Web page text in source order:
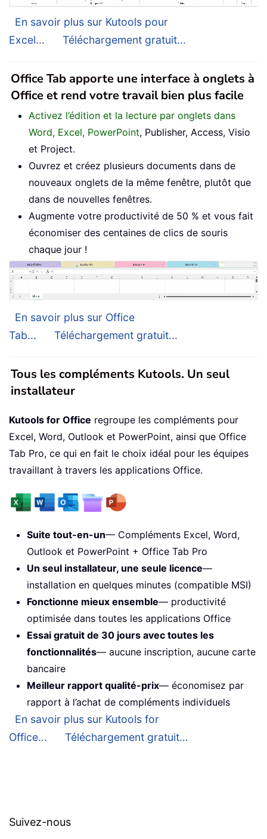
En savoir plus sur Kutools pour
Excel...
Téléchargement gratuit...
Office Tab apporte une interface à onglets à
Office et rend votre travail bien plus facile
Activez l’édition et la lecture par onglets dans
Word, Excel, PowerPoint, Publisher, Access, Visio
et Project.
Ouvrez et créez plusieurs documents dans de
nouveaux onglets de la même fenêtre, plutôt que
dans de nouvelles fenêtres.
Augmente votre productivité de 50 % et vous fait
économiser des centaines de clics de souris
chaque jour !
En savoir plus sur Office
Tab...
Téléchargement gratuit...
Tous les compléments Kutools. Un seul
installateur
Kutools for Office regroupe les compléments pour
Excel, Word, Outlook et PowerPoint, ainsi que Office
Tab Pro, ce qui en fait le choix idéal pour les équipes
travaillant à travers les applications Office.
Suite tout-en-un— Compléments Excel, Word,
Outlook et PowerPoint + Office Tab Pro
Un seul installateur, une seule licence—
installation en quelques minutes (compatible MSI)
Fonctionne mieux ensemble— productivité
optimisée dans toutes les applications Office
Essai gratuit de 30 jours avec toutes les
fonctionnalités— aucune inscription, aucune carte
bancaire
Meilleur rapport qualité-prix— économisez par
rapport à l’achat de compléments individuels
En savoir plus sur Kutools for
Office...
Téléchargement gratuit…
Suivez-nous